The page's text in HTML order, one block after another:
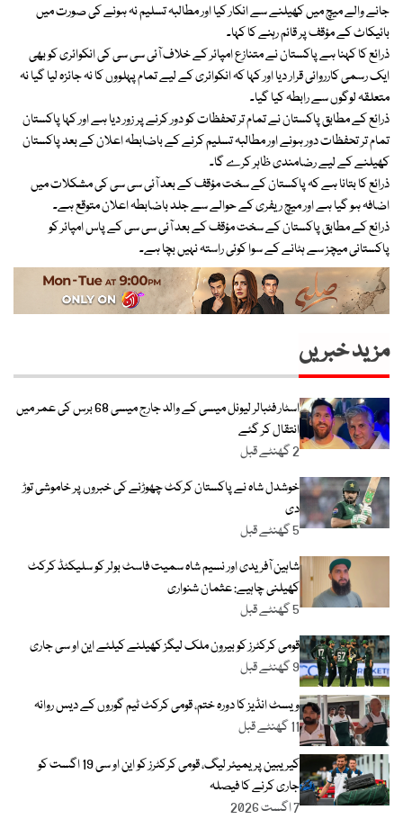
جانے والے میچ میں کھیلنے سے انکار کیا اور مطالبہ تسلیم نہ ہونے کی صورت میں
بائیکاٹ کے مؤقف پر قائم رہنے کا کہا۔
ذرائع کا کہنا ہے پاکستان نے متنازع امپائر کے خلاف آئی سی سی کی انکوائری کو بھی
ایک رسمی کارروائی قرار دیا اور کہا کہ انکوائری کے لیے تمام پہلووں کا نہ جائزہ لیا گیا نہ
متعلقہ لوگوں سے رابطہ کیا گیا۔
ذرائع کے مطابق پاکستان نے تمام تر تحفظات کو دور کرنے پر زور دیا ہے اور کہا پاکستان
تمام تر تحفظات دور ہونے اور مطالبہ تسلیم کرنے کے باضابطہ اعلان کے بعد پاکستان
کھیلنے کے لیے رضامندی ظاہر کرے گا۔
ذرائع کا بتانا ہے کہ پاکستان کے سخت مؤقف کے بعد آئی سی سی کی مشکلات میں
اضافہ ہو گیا ہے اور میچ ریفری کے حوالے سے جلد باضابطہ اعلان متوقع ہے۔
ذرائع کے مطابق پاکستان کے سخت مؤقف کے بعد آئی سی سی کے پاس امپائر کو
پاکستانی میچز سے ہٹانے کے سوا کوئی راستہ نہیں بچا ہے۔
مزید خبریں
اسٹار فٹبالر لیونل میسی کے والد جارج میسی 68 برس کی عمر میں
انتقال کر گئے
2 گھنٹے قبل
خوشدل شاہ نے پاکستان کرکٹ چھوڑنے کی خبروں پر خاموشی توڑ
دی
5 گھنٹے قبل
شاہین آفریدی اور نسیم شاہ سمیت فاسٹ بولر کو سلیکٹڈ کرکٹ
کھیلنی چاہیے: عثمان شنواری
5 گھنٹے قبل
قومی کرکٹرز کو بیرون ملک لیگز کھیلنے کیلئے این او سی جاری
9 گھنٹے قبل
ویسٹ انڈیز کا دورہ ختم، قومی کرکٹ ٹیم گوروں کے دیس روانہ
11 گھنٹے قبل
کیریبین پریمیئر لیگ، قومی کرکٹرز کو این او سی 19 اگست کو
جاری کرنے کا فیصلہ
7 اگست 2026